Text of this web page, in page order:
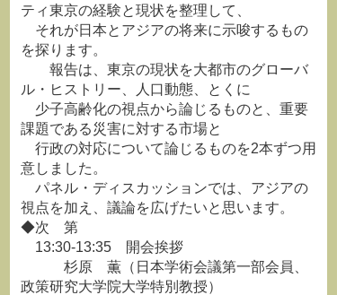
ティ東京の経験と現状を整理して、
それが日本とアジアの将来に示唆するもの
を探ります。
報告は、東京の現状を大都市のグローバ
ル・ヒストリー、人口動態、とくに
少子高齢化の視点から論じるものと、重要
課題である災害に対する市場と
行政の対応について論じるものを2本ずつ用
意しました。
パネル・ディスカッションでは、アジアの
視点を加え、議論を広げたいと思います。
◆次 第
13:30-13:35 開会挨拶
杉原 薫（日本学術会議第一部会員、
政策研究大学院大学特別教授）